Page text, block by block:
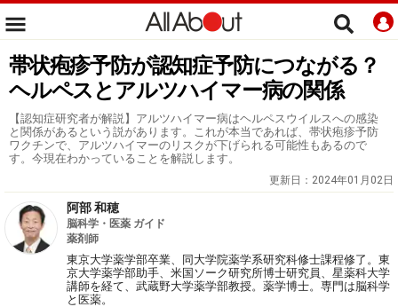
帯状疱疹予防が認知症予防につながる？
ヘルペスとアルツハイマー病の関係
【認知症研究者が解説】アルツハイマー病はヘルペスウイルスへの感染
と関係があるという説があります。これが本当であれば、帯状疱疹予防
ワクチンで、アルツハイマーのリスクが下げられる可能性もあるので
す。今現在わかっていることを解説します。
更新日： 2024年01月02日
阿部 和穂
脳科学・医薬 ガイド
薬剤師
東京大学薬学部卒業、同大学院薬学系研究科修士課程修了。東
京大学薬学部助手、米国ソーク研究所博士研究員、星薬科大学
講師を経て、武蔵野大学薬学部教授。薬学博士。専門は脳科学
と医薬。